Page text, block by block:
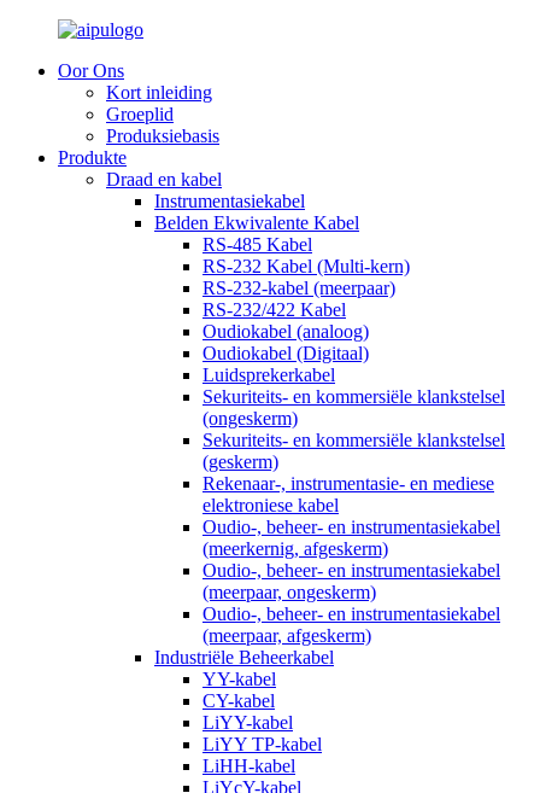
Oor Ons
Kort inleiding
Groeplid
Produksiebasis
Produkte
Draad en kabel
Instrumentasiekabel
Belden Ekwivalente Kabel
RS-485 Kabel
RS-232 Kabel (Multi-kern)
RS-232-kabel (meerpaar)
RS-232/422 Kabel
Oudiokabel (analoog)
Oudiokabel (Digitaal)
Luidsprekerkabel
Sekuriteits- en kommersiële klankstelsel
(ongeskerm)
Sekuriteits- en kommersiële klankstelsel
(geskerm)
Rekenaar-, instrumentasie- en mediese
elektroniese kabel
Oudio-, beheer- en instrumentasiekabel
(meerkernig, afgeskerm)
Oudio-, beheer- en instrumentasiekabel
(meerpaar, ongeskerm)
Oudio-, beheer- en instrumentasiekabel
(meerpaar, afgeskerm)
Industriële Beheerkabel
YY-kabel
CY-kabel
LiYY-kabel
LiYY TP-kabel
LiHH-kabel
LiYcY-kabel